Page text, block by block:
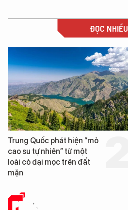
ĐỌC NHIỀU
EVN đã buộc thôi việc 3
lãnh đạo ngành điện
PHÂN TÍCH